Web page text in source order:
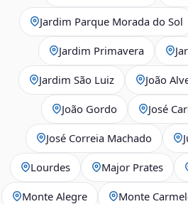
Jardim Parque Morada do Sol
Jardim Primavera
Jardim São Luiz João
João Gordo José
José Correia Machado
Lourdes Major Prates
Monte Alegre Monte